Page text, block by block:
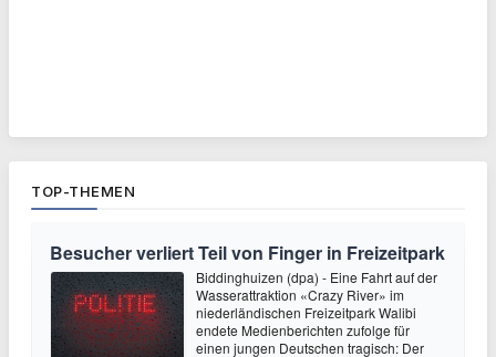
TOP-THEMEN
Besucher verliert Teil von Finger in Freizeitpark
Biddinghuizen (dpa) - Eine Fahrt auf der
Wasserattraktion «Crazy River» im
niederländischen Freizeitpark Walibi
endete Medienberichten zufolge für
einen jungen Deutschen tragisch: Der